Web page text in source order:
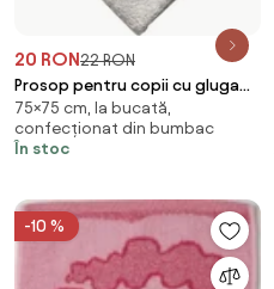
20 RON22 RON
Prosop pentru copii cu gluga
KODA 75x75 cm, gri
75×75 cm, la bucată,
confecționat din bumbac
În stoc
-10 %